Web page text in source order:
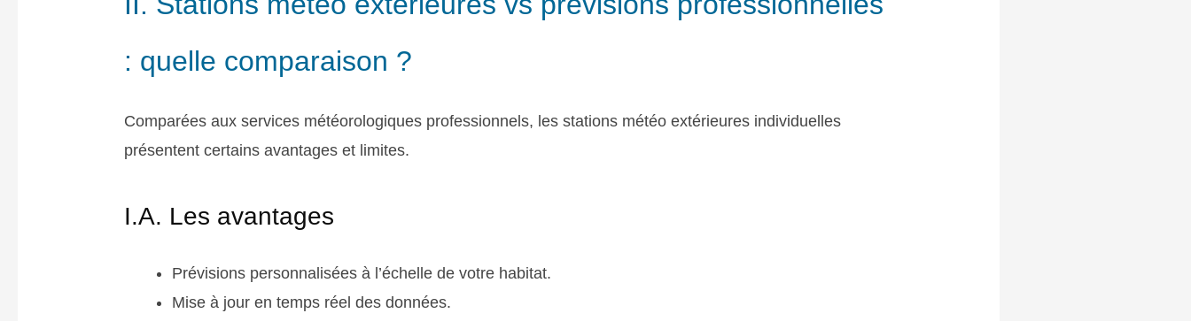
: quelle comparaison ?
Comparées aux services météorologiques professionnels, les stations météo extérieures individuelles
présentent certains avantages et limites.
I.A. Les avantages
Prévisions personnalisées à l’échelle de votre habitat.
Mise à jour en temps réel des données.